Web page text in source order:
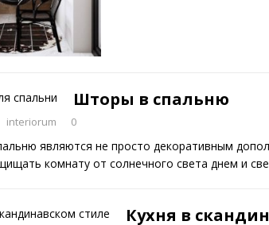
Шторы в спальню
interiorum 0
являются не просто декоративным
комнату от солнечного света днем и
Кухня в